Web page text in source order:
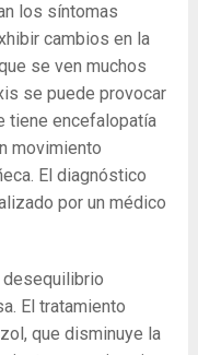
los síntomas
cambios en la
se ven muchos
se puede provocar
tiene encefalopatía
movimiento
El diagnóstico
por un médico
desequilibrio
El tratamiento
que disminuye la